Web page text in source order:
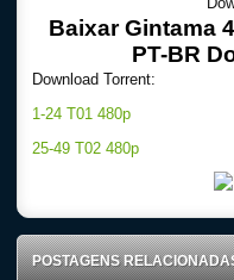
Baixar Gintama
PT-BR
Download Torrent:
1-24 T01 480p
25-49 T02 480p
POSTAGENS